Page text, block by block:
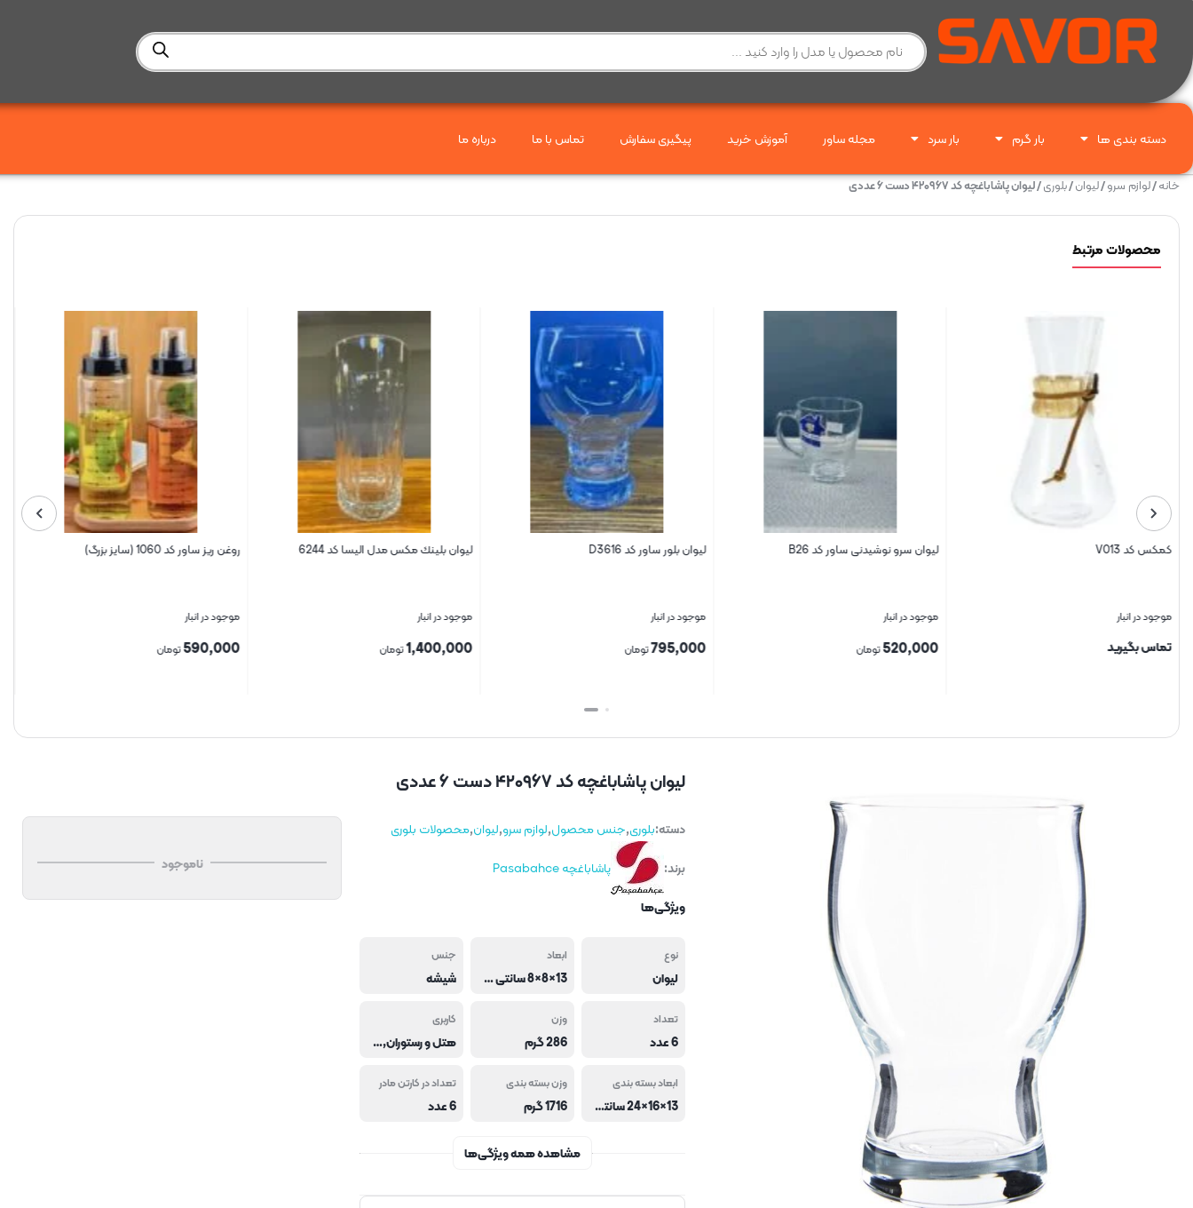
دسته بندی ها بار گرم بار سرد مجله ساور آموزش خرید پیگیری سفارش تماس با ما درباره ما
خانه/لوازم سرو/لیوان/بلوری/ لیوان پاشاباغچه کد ۴۲۰۹۶۷ دست ۶ عددی
محصولات مرتبط
کمکس کد V013
موجود در انبار
تماس بگیرید
لیوان سرو نوشیدنی ساور کد B26
موجود در انبار
520,000تومان
لیوان بلور ساور کد D3616
موجود در انبار
795,000تومان
ليوان بلينك مكس مدل الیسا کد 6244
موجود در انبار
1,400,000تومان
روغن ریز ساور کد 1060 (سایز بزرگ)
موجود در انبار
590,000تومان
لیوان پاشاباغچه کد ۴۲۰۹۶۷ دست ۶ عددی
دسته:بلوری,جنس محصول,لوازم سرو,لیوان,محصولات بلوری
برند:
پاشاباغچه Pasabahce
ویژگی‌ها
نوع
لیوان
ابعاد
13×8×8 سانتی متر
جنس
شیشه
تعداد
6 عدد
وزن
286 گرم
کاربری
هتل و رستوران,خانگی,فست فود و کافی شاپ
ابعاد بسته بندی
13×16×24 سانتی متر
وزن بسته بندی
1716 گرم
تعداد در کارتن مادر
6 عدد
مشاهده همه ویژگی‌ها
ناموجود